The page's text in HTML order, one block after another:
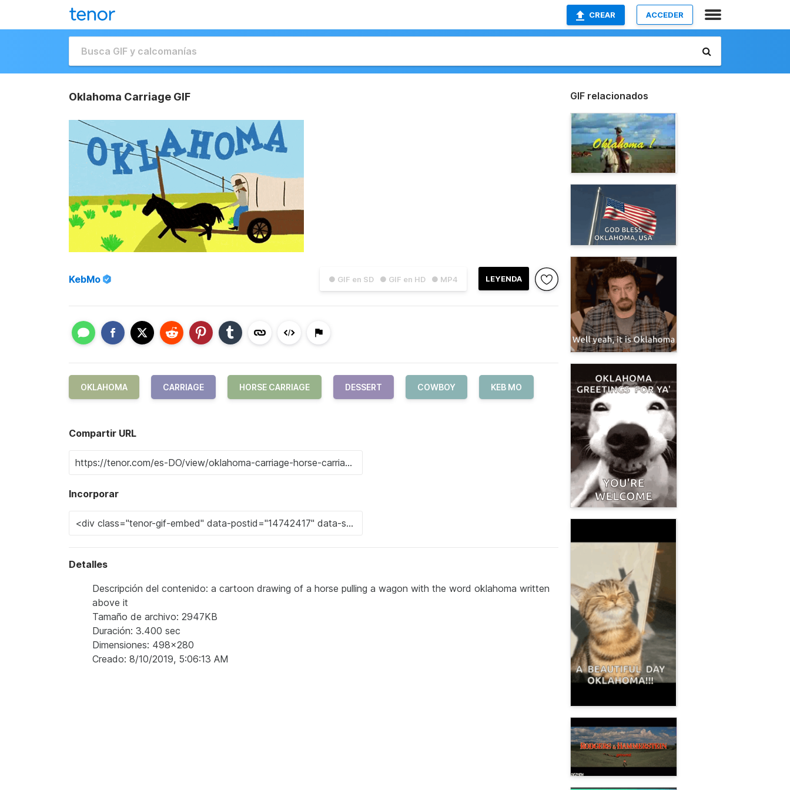
CREAR ACCEDER
Oklahoma Carriage GIF
● GIF en SD ● GIF en HD ● MP4 LEYENDA
KebMo
OKLAHOMA CARRIAGE HORSE CARRIAGE DESSERT COWBOY KEB MO
Compartir URL
Incorporar
Detalles
Descripción del contenido: a cartoon drawing of a horse pulling a wagon with the word oklahoma written
above it
Tamaño de archivo: 2947KB
Duración: 3.400 sec
Dimensiones: 498x280
Creado: 8/10/2019, 5:06:13 AM
GIF relacionados